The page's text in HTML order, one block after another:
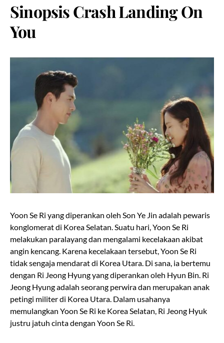
Sinopsis Crash Landing On
You
Yoon Se Ri yang diperankan oleh Son Ye Jin adalah pewaris
konglomerat di Korea Selatan. Suatu hari, Yoon Se Ri
melakukan paralayang dan mengalami kecelakaan akibat
angin kencang. Karena kecelakaan tersebut, Yoon Se Ri
tidak sengaja mendarat di Korea Utara. Di sana, ia bertemu
dengan Ri Jeong Hyung yang diperankan oleh Hyun Bin. Ri
Jeong Hyung adalah seorang perwira dan merupakan anak
petingi militer di Korea Utara. Dalam usahanya
memulangkan Yoon Se Ri ke Korea Selatan, Ri Jeong Hyuk
justru jatuh cinta dengan Yoon Se Ri.